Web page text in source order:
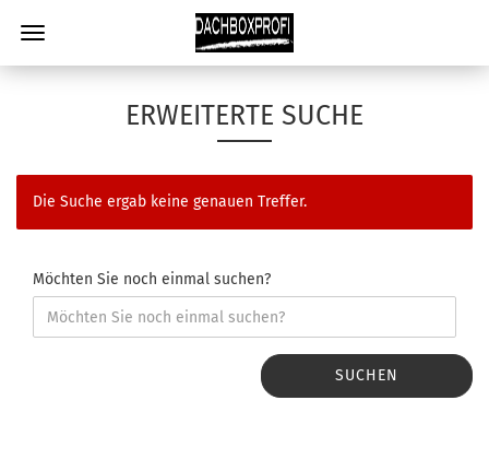
ERWEITERTE SUCHE
Die Suche ergab keine genauen Treffer.
Möchten Sie noch einmal suchen?
SUCHEN